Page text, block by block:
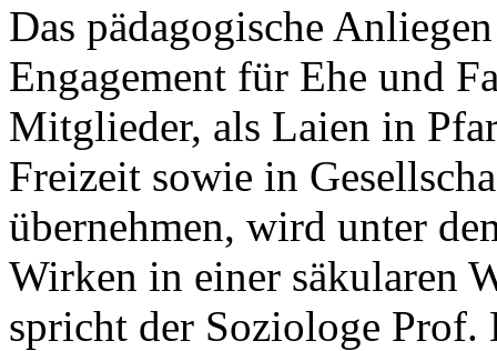
Das pädagogische
Engagement für Ehe und
Mitglieder, als Laien in
Freizeit sowie in
übernehmen, wird unter
Wirken in einer säkularen
spricht der Soziologe